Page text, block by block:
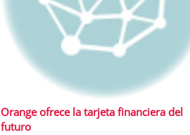
Orange ofrece la tarjeta financiera del
futuro